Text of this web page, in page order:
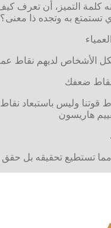
كلمة التميز، أن تعرف
تستمتع به وتجده ذا معنى؟
الأشخاص لديهم
قوتنا وليس باستبعاد
هاريسون
مما تستطيع تحقيقه بل حقق